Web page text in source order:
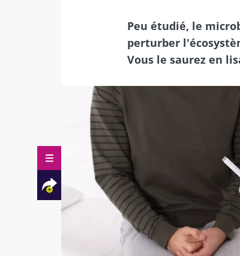
Peu étudié, le
perturber
Vous le saurez en